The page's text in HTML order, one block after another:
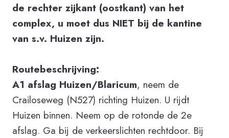
de rechter zijkant (oostkant) van het
complex, u moet dus NIET bij de kantine
van s.v. Huizen zijn.
Routebeschrijving:
A1 afslag Huizen/Blaricum, neem de
Crailoseweg (N527) richting Huizen. U rijdt
Huizen binnen. Neem op de rotonde de 2e
afslag. Ga bij de verkeerslichten rechtdoor. Bij